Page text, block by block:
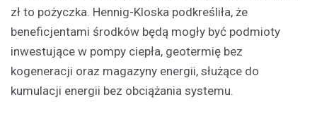
zł to pożyczka. Hennig-Kloska podkreśliła, że
beneficjentami środków będą mogły być podmioty
inwestujące w pompy ciepła, geotermię bez
kogeneracji oraz magazyny energii, służące do
kumulacji energii bez obciążania systemu.